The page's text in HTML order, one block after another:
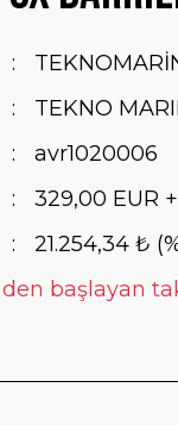
TEKNO
avr1020006
329,00 EUR
21.254,34 ₺
den başlayan